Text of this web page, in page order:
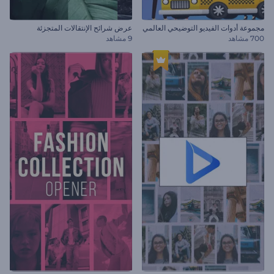
مجموعة أدوات الفيديو التوضيحي العالمي
700 مشاهد
عرض شرائح الإنتقالات المتجزئة
9 مشاهد